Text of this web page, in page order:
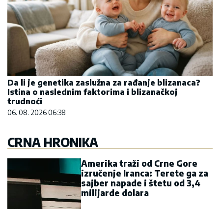
Da li je genetika zaslužna za rađanje blizanaca?
Istina o naslednim faktorima i blizanačkoj
trudnoći
06. 08. 2026 06:38
CRNA HRONIKA
Amerika traži od Crne Gore
izručenje Iranca: Terete ga za
sajber napade i štetu od 3,4
milijarde dolara